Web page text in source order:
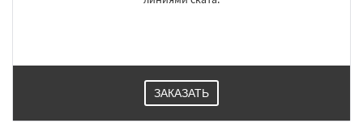
ЗАКАЗАТЬ